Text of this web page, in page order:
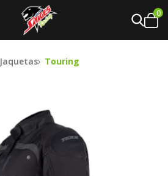
0
Jaquetas Touring